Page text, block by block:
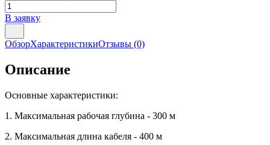
В заявку
ОбзорХарактеристикиОтзывы (0)
Описание
Основные характеристики:
1. Максимальная рабочая глубина - 300 м
2. Максимальная длина кабеля - 400 м